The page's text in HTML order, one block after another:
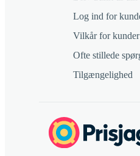
Log ind for
Vilkår for kunder
Ofte stillede
Tilgængelighed